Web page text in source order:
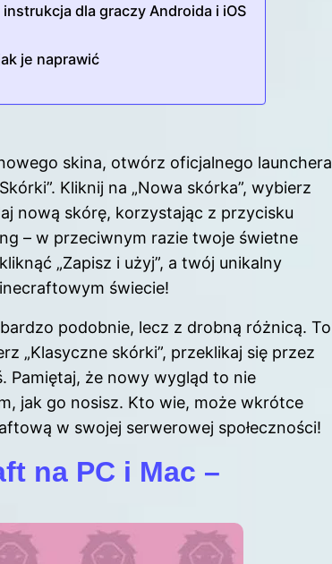
dla graczy Androida i iOS
je naprawić
skina, otwórz oficjalnego launchera
Kliknij na „Nowa skórka”, wybierz
nową skórę, korzystając z przycisku
– w przeciwnym razie twoje świetne
„Zapisz i użyj”, a twój unikalny
świecie!
podobnie, lecz z drobną różnicą. To
„Klasyczne skórki”, przeklikaj się przez
Pamiętaj, że nowy wygląd to nie
jak go nosisz. Kto wie, może wkrótce
w swojej serwerowej społeczności!
na PC i Mac –